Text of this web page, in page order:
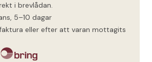
i brevlådan.
5–10 dagar
eller efter att varan mottagits